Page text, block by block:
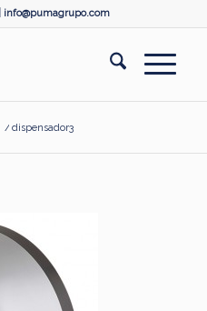
info@pumagrupo.com
/ dispensador3